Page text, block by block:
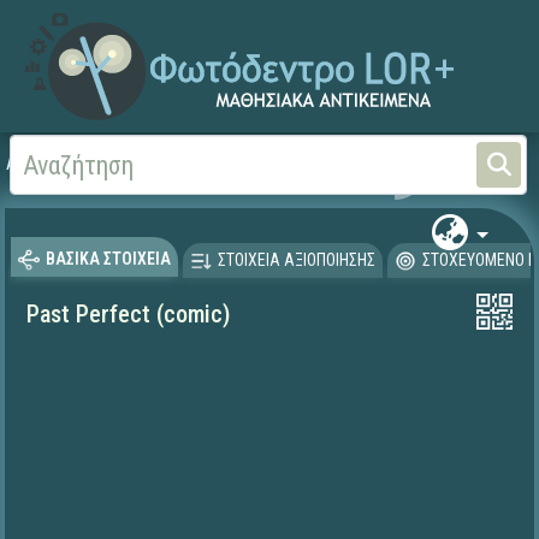
Αρχική Ξένες Γλώσσες -
ΒΑΣΙΚΑ ΣΤΟΙΧΕΙΑ ΣΤΟΙΧΕΙΑ ΑΞΙΟΠΟΙΗΣΗΣ ΣΤΟΧΕΥΟΜΕΝΟ
Past Perfect (comic)